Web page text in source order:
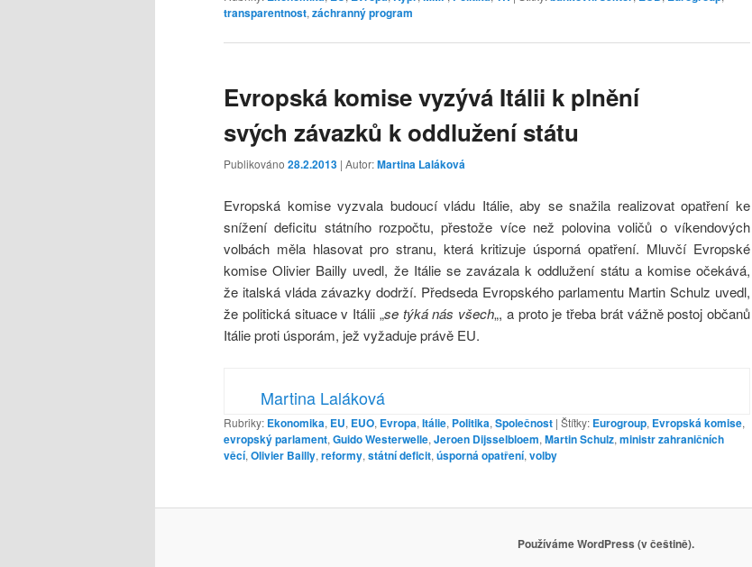
transparentnost, záchranný program
Evropská komise vyzývá Itálii k plnění
svých závazků k oddlužení státu
Publikováno 28.2.2013 | Autor:Martina Laláková
Evropská komise vyzvala budoucí vládu Itálie, aby se snažila realizovat opatření ke
snížení deficitu státního rozpočtu, přestože více než polovina voličů o víkendových
volbách měla hlasovat pro stranu, která kritizuje úsporná opatření. Mluvčí Evropské
komise Olivier Bailly uvedl, že Itálie se zavázala k oddlužení státu a komise očekává,
že italská vláda závazky dodrží. Předseda Evropského parlamentu Martin Schulz uvedl,
že politická situace v Itálii „se týká nás všech„, a proto je třeba brát vážně postoj občanů
Itálie proti úsporám, jež vyžaduje právě EU.
Martina Laláková
Rubriky: Ekonomika, EU, EUO, Evropa, Itálie, Politika, Společnost | Štítky: Eurogroup, Evropská komise,
evropský parlament, Guido Westerwelle, Jeroen Dijsselbloem, Martin Schulz, ministr zahraničních
věcí, Olivier Bailly, reformy, státní deficit, úsporná opatření, volby
Používáme WordPress (v češtině).